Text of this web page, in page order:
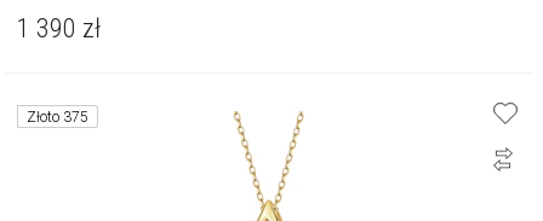
1 390 zł
Złoto 375